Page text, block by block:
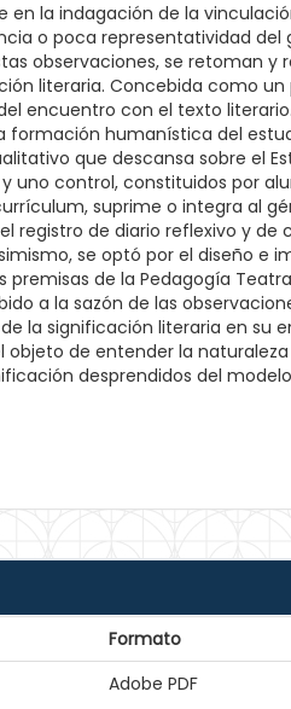
en la indagación de la
o poca representatividad
observaciones, se retoman
literaria. Concebida como
encuentro con el texto
humanística del
que descansa sobre el
uno control, constituidos por
suprime o integra al
registro de diario reflexivo y de
se optó por el diseño e
de la Pedagogía
a la sazón de las
la significación literaria en
de entender la
desprendidos del
Formato
Adobe PDF